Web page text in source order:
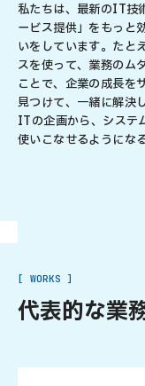
私たちは、最新のIT技
ービス提供」をもっと
いをしています。たと
スを使って、業務のム
ことで、企業の成長を
見つけて、一緒に解決
ITの企画から、システ
使いこなせるようにな
[ WORKS ]
代表的な業